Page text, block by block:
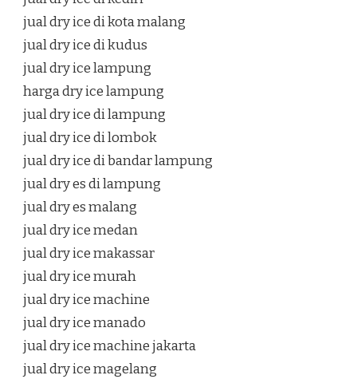
jual dry ice di kota malang
jual dry ice di kudus
jual dry ice lampung
harga dry ice lampung
jual dry ice di lampung
jual dry ice di lombok
jual dry ice di bandar lampung
jual dry es di lampung
jual dry es malang
jual dry ice medan
jual dry ice makassar
jual dry ice murah
jual dry ice machine
jual dry ice manado
jual dry ice machine jakarta
jual dry ice magelang